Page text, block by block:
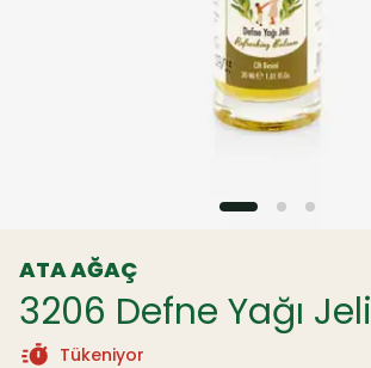
ATA AĞAÇ
3206 Defne Yağı Jeli
Tükeniyor